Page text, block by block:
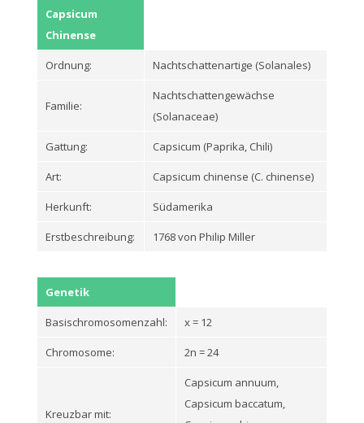
Capsicum
Chinense
Ordnung: Nachtschattenartige (Solanales)
Familie:
Nachtschattengewächse
(Solanaceae)
Gattung: Capsicum (Paprika, Chili)
Art: Capsicum chinense (C. chinense)
Herkunft: Südamerika
Erstbeschreibung: 1768 von Philip Miller
Genetik
Basischromosomenzahl: x = 12
Chromosome: 2n = 24
Kreuzbar mit:
Capsicum annuum,
Capsicum baccatum,